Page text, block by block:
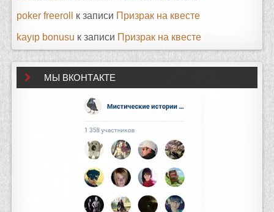
poker freeroll к записи Призрак на квесте
kayıp bonusu к записи Призрак на квесте
МЫ ВКОНТАКТЕ